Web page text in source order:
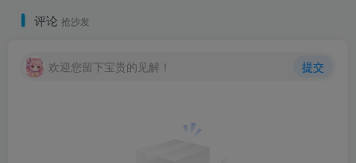
评论 抢沙发
欢迎您留下宝贵的见解！ 提交